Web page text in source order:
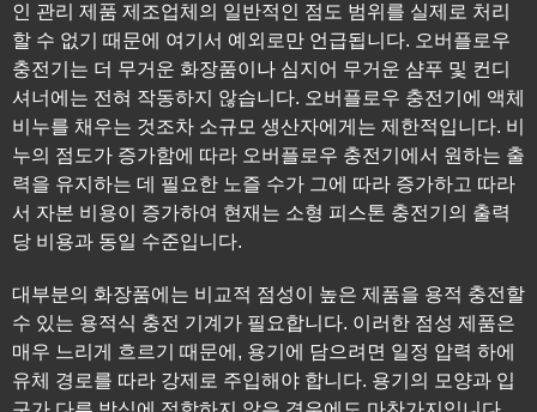
인 관리 제품 제조업체의 일반적인 점도 범위를 실제로 처리
할 수 없기 때문에 여기서 예외로만 언급됩니다. 오버플로우
충전기는 더 무거운 화장품이나 심지어 무거운 샴푸 및 컨디
셔너에는 전혀 작동하지 않습니다. 오버플로우 충전기에 액체
비누를 채우는 것조차 소규모 생산자에게는 제한적입니다. 비
누의 점도가 증가함에 따라 오버플로우 충전기에서 원하는 출
력을 유지하는 데 필요한 노즐 수가 그에 따라 증가하고 따라
서 자본 비용이 증가하여 현재는 소형 피스톤 충전기의 출력
당 비용과 동일 수준입니다.
대부분의 화장품에는 비교적 점성이 높은 제품을 용적 충전할
수 있는 용적식 충전 기계가 필요합니다. 이러한 점성 제품은
매우 느리게 흐르기 때문에, 용기에 담으려면 일정 압력 하에
유체 경로를 따라 강제로 주입해야 합니다. 용기의 모양과 입